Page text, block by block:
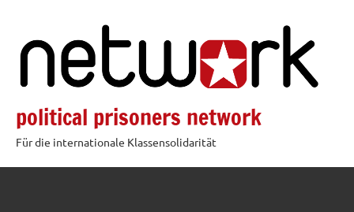
springen
political prisoners network
Für die internationale Klassensolidarität